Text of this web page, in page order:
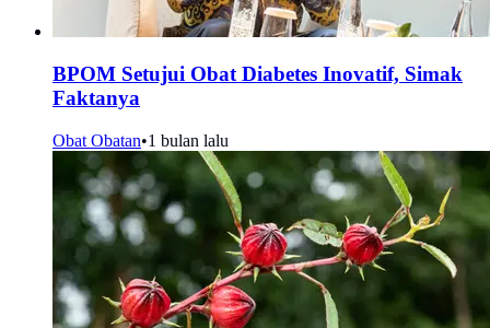
BPOM Setujui Obat Diabetes Inovatif, Simak
Faktanya
Obat Obatan•1 bulan lalu